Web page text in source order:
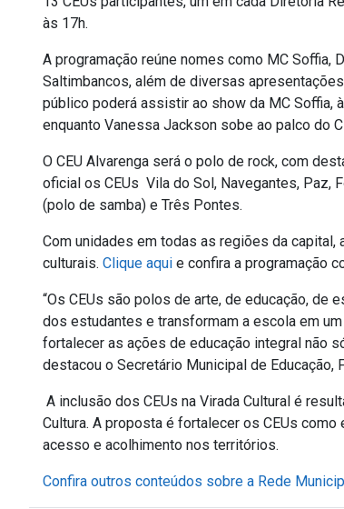
às 17h.
A programação reúne nomes como MC Soffia,
Saltimbancos, além de diversas
público poderá assistir ao show da MC Soffia,
enquanto Vanessa Jackson sobe ao palco do
O CEU Alvarenga será o polo de rock, com
oficial os CEUs Vila do Sol, Navegantes, Paz,
(polo de samba) e Três Pontes.
Com unidades em todas as regiões da
culturais. Clique aqui e confira a programação
“Os CEUs são polos de arte, de educação, de
dos estudantes e transformam a escola em
fortalecer as ações de educação integral não
destacou o Secretário Municipal de Educação,
A inclusão dos CEUs na Virada Cultural é
Cultura. A proposta é fortalecer os CEUs
acesso e acolhimento nos territórios.
Confira outros conteúdos sobre a Rede